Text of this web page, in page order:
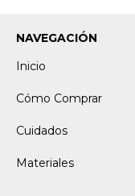
NAVEGACIÓN
Inicio
Cómo Comprar
Cuidados
Materiales